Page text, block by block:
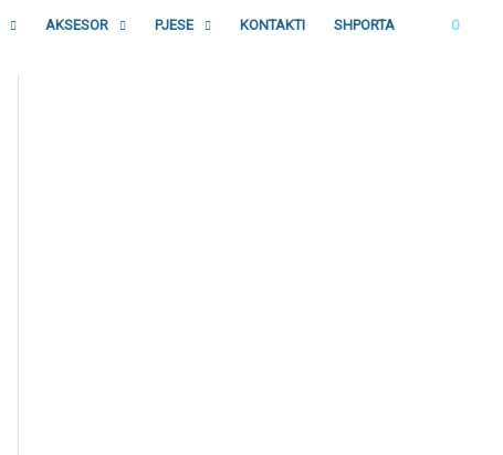
AKSESOR PJESE KONTAKTI SHPORTA 0